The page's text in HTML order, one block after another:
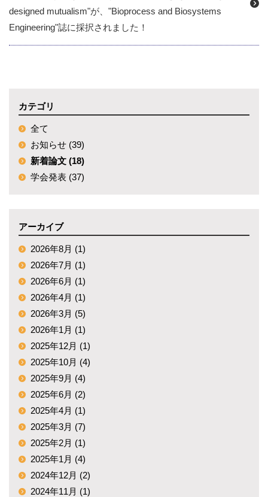
designed mutualism"が、"Bioprocess and Biosystems
Engineering"誌に採択されました！
カテゴリ
全て
お知らせ (39)
新着論文 (18)
学会発表 (37)
アーカイブ
2026年8月 (1)
2026年7月 (1)
2026年6月 (1)
2026年4月 (1)
2026年3月 (5)
2026年1月 (1)
2025年12月 (1)
2025年10月 (4)
2025年9月 (4)
2025年6月 (2)
2025年4月 (1)
2025年3月 (7)
2025年2月 (1)
2025年1月 (4)
2024年12月 (2)
2024年11月 (1)